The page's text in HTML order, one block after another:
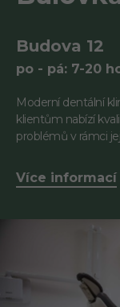
Budova 12
po - pá: 7-20
Moderní dentální
klientům nabízí
problémů v rámci
Více informací